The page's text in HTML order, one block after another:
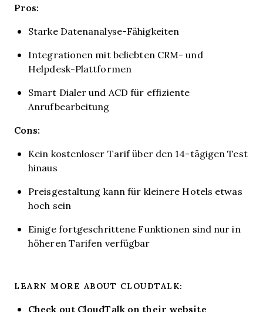
Pros:
Starke Datenanalyse-Fähigkeiten
Integrationen mit beliebten CRM- und
Helpdesk-Plattformen
Smart Dialer und ACD für effiziente
Anrufbearbeitung
Cons:
Kein kostenloser Tarif über den 14-tägigen Test
hinaus
Preisgestaltung kann für kleinere Hotels etwas
hoch sein
Einige fortgeschrittene Funktionen sind nur in
höheren Tarifen verfügbar
LEARN MORE ABOUT CLOUDTALK:
Check out CloudTalk on their website